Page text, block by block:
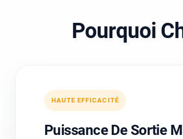
Pourquoi
HAUTE EFFICACITÉ
Puissance De Sortie